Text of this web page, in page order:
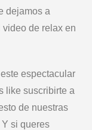
dejamos a
de relax en
espectacular
like suscribirte a
de nuestras
si queres